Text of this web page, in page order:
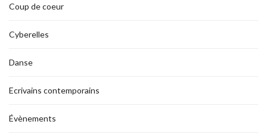
Coup de coeur
Cyberelles
Danse
Ecrivains contemporains
Évènements